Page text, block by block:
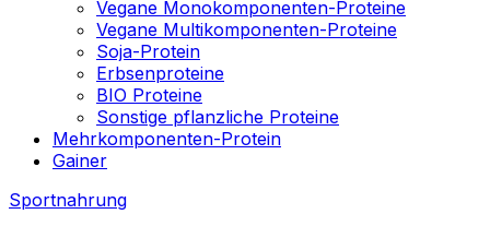
Vegane Monokomponenten-Proteine
Vegane Multikomponenten-Proteine
Soja-Protein
Erbsenproteine
BIO Proteine
Sonstige pflanzliche Proteine
Mehrkomponenten-Protein
Gainer
Sportnahrung